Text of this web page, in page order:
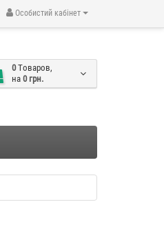
Особистий кабінет
0 Tоваров,
на 0 грн.